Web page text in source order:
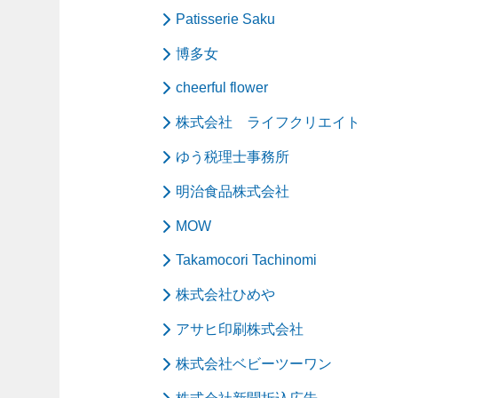
Patisserie Saku
博多女
cheerful flower
株式会社 ライフクリエイト
ゆう税理士事務所
明治食品株式会社
MOW
Takamocori Tachinomi
株式会社ひめや
アサヒ印刷株式会社
株式会社ベビーツーワン